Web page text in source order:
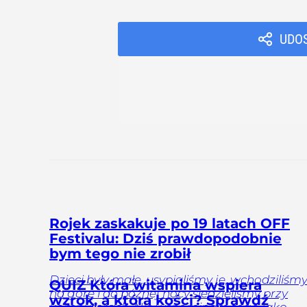
Rojek zaskakuje po 19 latach OFF
Festivalu: Dziś prawdopodobnie
bym tego nie zrobił
Dzieci były małe, usypialiśmy je, wchodziliśmy
na górę i do późnej nocy siedzieliśmy przy
QUIZ Która witamina wspiera
wzrok, a która kości? Sprawdź